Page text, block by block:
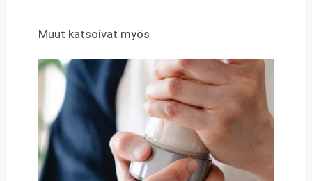
Muut katsoivat myös